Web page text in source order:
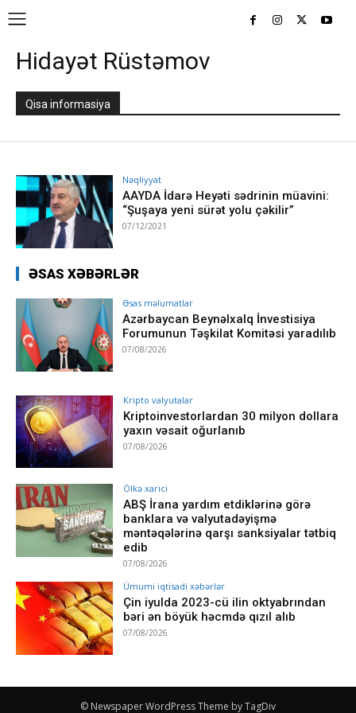
Hidayət Rüstəmov
Qisa informasiya
Nəqliyyat
AAYDA İdarə Heyəti sədrinin müavini:
“Şuşaya yeni sürət yolu çəkilir”
07/12/2021
ƏSAS XƏBƏRLƏR
Əsas məlumatlar
Azərbaycan Beynəlxalq İnvestisiya
Forumunun Təşkilat Komitəsi yaradılıb
07/08/2026
Kripto valyutalar
Kriptoinvestorlardan 30 milyon dollara
yaxın vəsait oğurlanıb
07/08/2026
Ölkə xarici
ABŞ İrana yardım etdiklərinə görə
banklara və valyutadəyişmə
məntəqələrinə qarşı sanksiyalar tətbiq
edib
07/08/2026
Ümumi iqtisadi xəbərlər
Çin iyulda 2023-cü ilin oktyabrından
bəri ən böyük həcmdə qızıl alıb
07/08/2026
© Newspaper WordPress Theme by TagDiv